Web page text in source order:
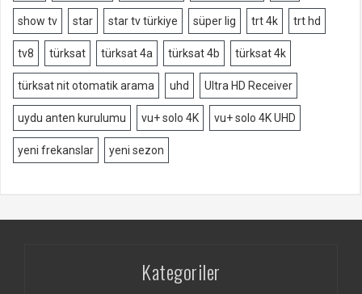
show tv star star tv türkiye süper lig trt 4k trt hd
tv8 türksat türksat 4a türksat 4b türksat 4k
türksat nit otomatik arama uhd Ultra HD Receiver
uydu anten kurulumu vu+ solo 4K vu+ solo 4K UHD
yeni frekanslar yeni sezon
Kategoriler